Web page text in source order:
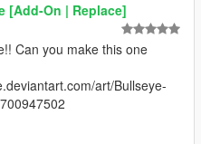
[Add-On | Replace]
Can you make this one
art/Bullseye-